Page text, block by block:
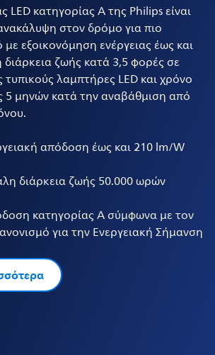
κατηγορίας A της Philips είναι
στον δρόμο για πιο
εξοικονόμηση ενέργειας έως και
ζωής κατά 3,5 φορές σε
λαμπτήρες LED και χρόνο
5 μηνών κατά την αναβάθμιση από
απόδοση έως και 210 lm/W
διάρκεια ζωής 50.000 ωρών
κατηγορίας A σύμφωνα με τον
για την Ενεργειακή Σήμανση